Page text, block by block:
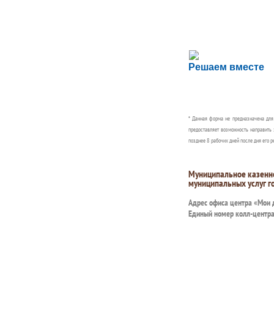
Решаем вместе
Сложности с
Сообщите об этом
* Данная форма не предназначена
предоставляет возможность
позднее 8 рабочих дней после дня его
Муниципальное
муниципальных услуг
Адрес офиса центра «Мои
Единый номер колл-